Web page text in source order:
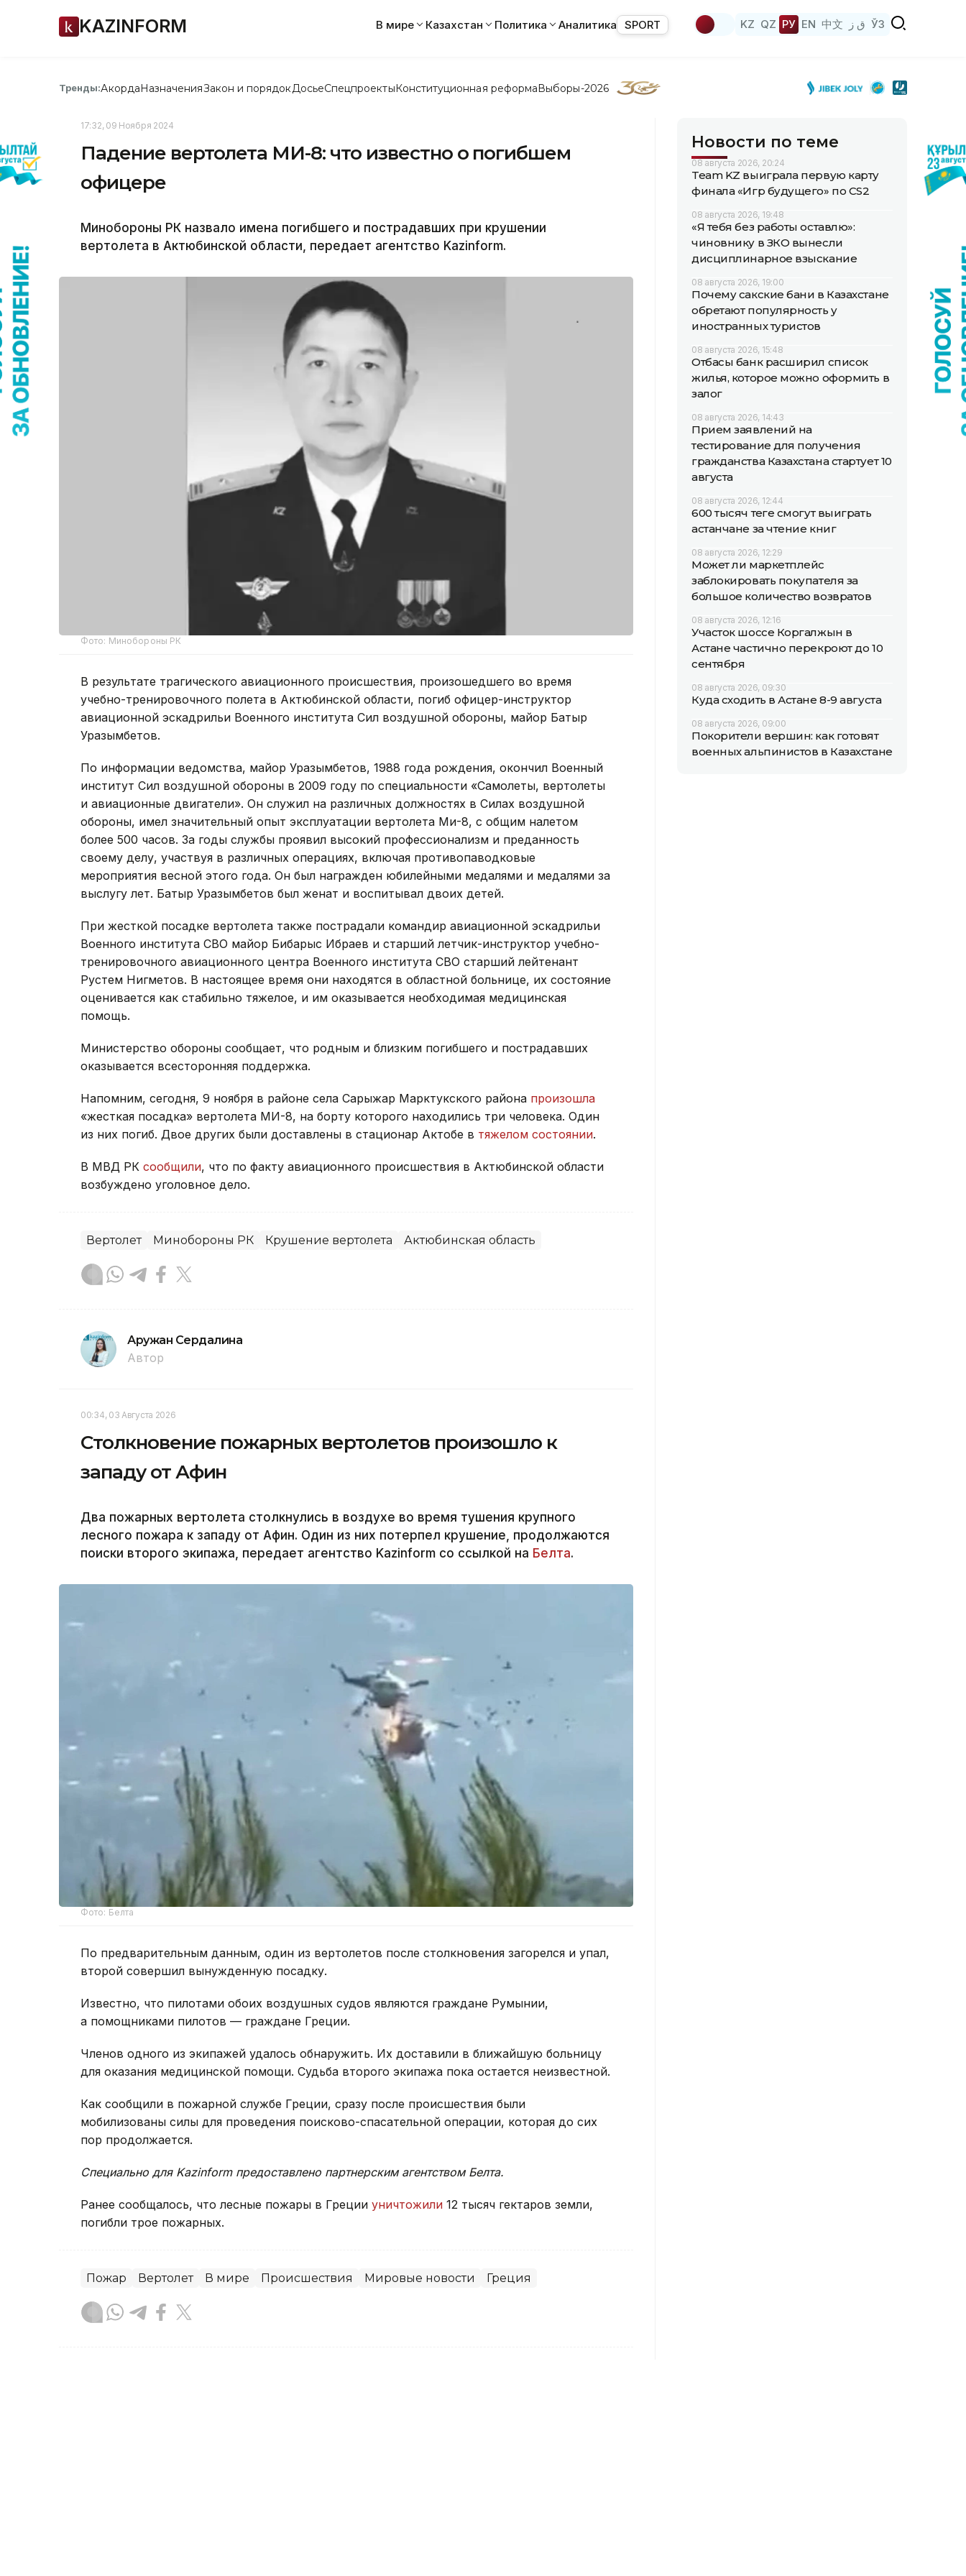
KAZINFORM В мире Казахстан Политика Аналитика SPORT KZ QZ РУ EN 中文 ق ز ЎЗ
Тренды:АкордаНазначенияЗакон и порядок ДосьеСпецпроектыКонституционная реформаВыборы-2026
17:32, 09 Ноября 2024
Падение вертолета МИ-8: что известно о погибшем
офицере
Минобороны РК назвало имена погибшего и пострадавших при крушении
вертолета в Актюбинской области, передает агентство Kazinform.
Фото: Минобороны РК
В результате трагического авиационного происшествия, произошедшего во время
учебно-тренировочного полета в Актюбинской области, погиб офицер-инструктор
авиационной эскадрильи Военного института Сил воздушной обороны, майор Батыр
Уразымбетов.
По информации ведомства, майор Уразымбетов, 1988 года рождения, окончил Военный
институт Сил воздушной обороны в 2009 году по специальности «Самолеты, вертолеты
и авиационные двигатели». Он служил на различных должностях в Силах воздушной
обороны, имел значительный опыт эксплуатации вертолета Ми-8, с общим налетом
более 500 часов. За годы службы проявил высокий профессионализм и преданность
своему делу, участвуя в различных операциях, включая противопаводковые
мероприятия весной этого года. Он был награжден юбилейными медалями и медалями за
выслугу лет. Батыр Уразымбетов был женат и воспитывал двоих детей.
При жесткой посадке вертолета также пострадали командир авиационной эскадрильи
Военного института СВО майор Бибарыс Ибраев и старший летчик-инструктор учебно-
тренировочного авиационного центра Военного института СВО старший лейтенант
Рустем Нигметов. В настоящее время они находятся в областной больнице, их состояние
оценивается как стабильно тяжелое, и им оказывается необходимая медицинская
помощь.
Министерство обороны сообщает, что родным и близким погибшего и пострадавших
оказывается всесторонняя поддержка.
Напомним, сегодня, 9 ноября в районе села Сарыжар Марктукского района произошла
«жесткая посадка» вертолета МИ-8, на борту которого находились три человека. Один
из них погиб. Двое других были доставлены в стационар Актобе в тяжелом состоянии.
В МВД РК сообщили, что по факту авиационного происшествия в Актюбинской области
возбуждено уголовное дело.
Вертолет Минобороны РК Крушение вертолета Актюбинская область
Аружан Сердалина
Автор
00:34, 03 Августа 2026
Столкновение пожарных вертолетов произошло к
западу от Афин
Два пожарных вертолета столкнулись в воздухе во время тушения крупного
лесного пожара к западу от Афин. Один из них потерпел крушение, продолжаются
поиски второго экипажа, передает агентство Kazinform со ссылкой на Белта.
Фото: Белта
По предварительным данным, один из вертолетов после столкновения загорелся и упал,
второй совершил вынужденную посадку.
Известно, что пилотами обоих воздушных судов являются граждане Румынии,
а помощниками пилотов — граждане Греции.
Членов одного из экипажей удалось обнаружить. Их доставили в ближайшую больницу
для оказания медицинской помощи. Судьба второго экипажа пока остается неизвестной.
Как сообщили в пожарной службе Греции, сразу после происшествия были
мобилизованы силы для проведения поисково-спасательной операции, которая до сих
пор продолжается.
Специально для Kazinform предоставлено партнерским агентством Белта.
Ранее сообщалось, что лесные пожары в Греции уничтожили 12 тысяч гектаров земли,
погибли трое пожарных.
Пожар Вертолет В мире Происшествия Мировые новости Греция
Новости по теме
08 августа 2026, 20:24
Team KZ выиграла первую карту
финала «Игр будущего» по CS2
08 августа 2026, 19:48
«Я тебя без работы оставлю»:
чиновнику в ЗКО вынесли
дисциплинарное взыскание
08 августа 2026, 19:00
Почему сакские бани в Казахстане
обретают популярность у
иностранных туристов
08 августа 2026, 15:48
Отбасы банк расширил список
жилья, которое можно оформить в
залог
08 августа 2026, 14:43
Прием заявлений на
тестирование для получения
гражданства Казахстана стартует 10
августа
08 августа 2026, 12:44
600 тысяч теңге смогут выиграть
астанчане за чтение книг
08 августа 2026, 12:29
Может ли маркетплейс
заблокировать покупателя за
большое количество возвратов
08 августа 2026, 12:16
Участок шоссе Коргалжын в
Астане частично перекроют до 10
сентября
08 августа 2026, 09:30
Куда сходить в Астане 8-9 августа
08 августа 2026, 09:00
Покорители вершин: как готовят
военных альпинистов в Казахстане